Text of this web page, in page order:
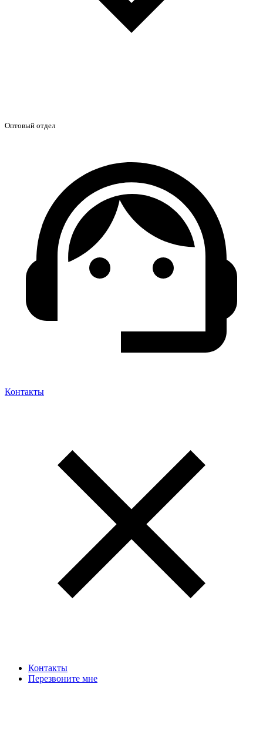
Оптовый отдел
Контакты
Контакты
Перезвоните мне